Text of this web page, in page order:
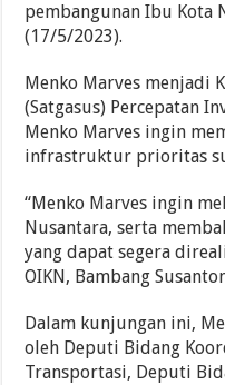
pembangunan Ibu Kota
(17/5/2023).
Menko Marves menjadi
(Satgasus) Percepatan
Menko Marves ingin
infrastruktur prioritas
“Menko Marves ingin
Nusantara, serta
yang dapat segera
OIKN, Bambang
Dalam kunjungan ini,
oleh Deputi Bidang
Transportasi, Deputi